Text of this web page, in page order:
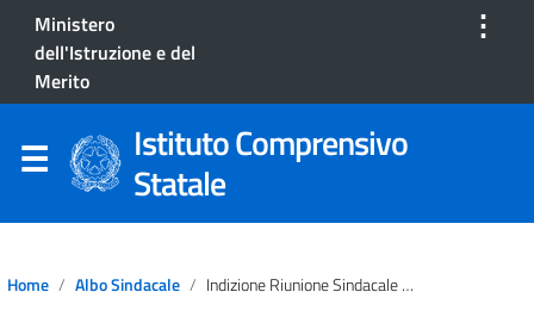
Ministero
dell'Istruzione e del
Merito
⋮
Istituto Comprensivo
Statale
Home Albo Sindacale Indizione Riunione Sindacale CSPI 2024, Del Personale Degli Istituti Comprensivi, Delle Scuole Secondarie Di Primo Grado E Dei Circoli Didattici Della Regione Sardegna